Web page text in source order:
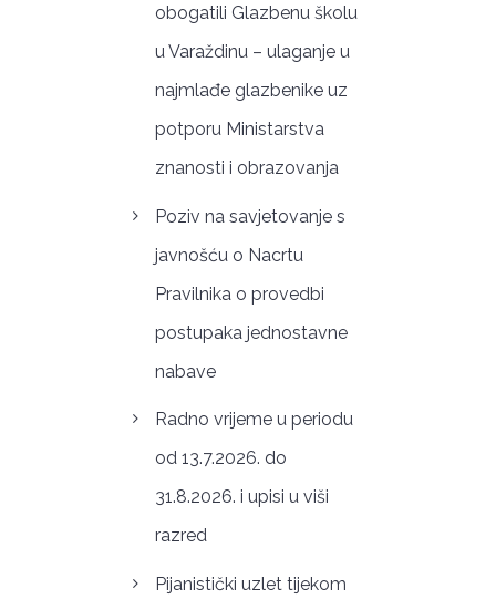
obogatili Glazbenu školu
u Varaždinu – ulaganje u
najmlađe glazbenike uz
potporu Ministarstva
znanosti i obrazovanja
Poziv na savjetovanje s
javnošću o Nacrtu
Pravilnika o provedbi
postupaka jednostavne
nabave
Radno vrijeme u periodu
od 13.7.2026. do
31.8.2026. i upisi u viši
razred
Pijanistički uzlet tijekom